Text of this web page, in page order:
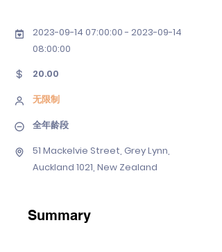
2023-09-14 07:00:00 - 2023-09-14
08:00:00
20.00
无限制
全年龄段
51 Mackelvie Street, Grey Lynn,
Auckland 1021, New Zealand
Summary